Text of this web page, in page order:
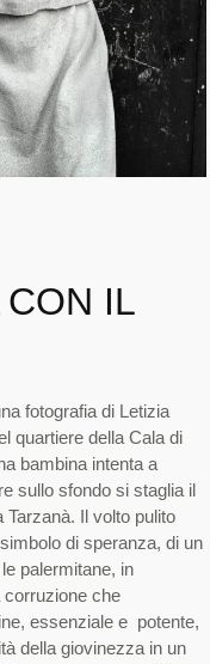
CON IL
fotografia di Letizia
quartiere della Cala di
bambina intenta a
sullo sfondo si staglia il
Tarzanà. Il volto pulito
di speranza, di un
palermitane, in
corruzione che
essenziale e potente,
della giovinezza in un